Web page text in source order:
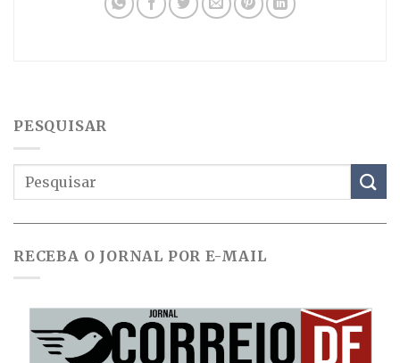
PESQUISAR
RECEBA O JORNAL POR E-MAIL